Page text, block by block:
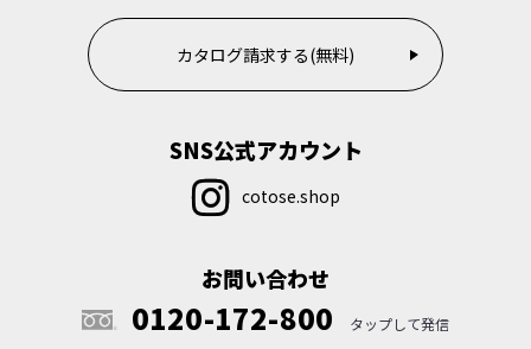
カタログ請求する(無料)
SNS公式アカウント
cotose.shop
お問い合わせ
0120-172-800